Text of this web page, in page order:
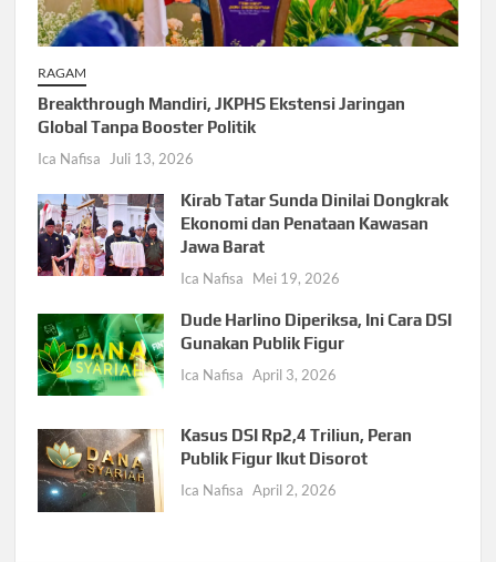
RAGAM
Breakthrough Mandiri, JKPHS Ekstensi Jaringan
Global Tanpa Booster Politik
Ica Nafisa Juli 13, 2026
Kirab Tatar Sunda Dinilai Dongkrak
Ekonomi dan Penataan Kawasan
Jawa Barat
Ica Nafisa Mei 19, 2026
Dude Harlino Diperiksa, Ini Cara DSI
Gunakan Publik Figur
Ica Nafisa April 3, 2026
Kasus DSI Rp2,4 Triliun, Peran
Publik Figur Ikut Disorot
Ica Nafisa April 2, 2026